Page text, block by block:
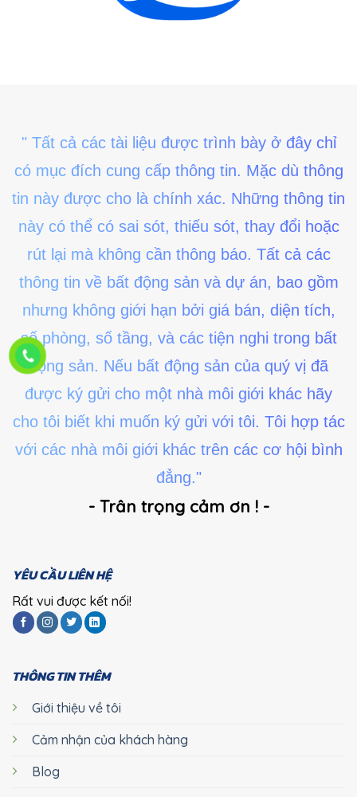
" Tất cả các tài liệu được trình bày ở đây chỉ
có mục đích cung cấp thông tin. Mặc dù thông
tin này được cho là chính xác. Những thông tin
này có thể có sai sót, thiếu sót, thay đổi hoặc
rút lại mà không cần thông báo. Tất cả các
thông tin về bất động sản và dự án, bao gồm
nhưng không giới hạn bởi giá bán, diện tích,
số phòng, số tầng, và các tiện nghi trong bất
động sản. Nếu bất động sản của quý vị đã
được ký gửi cho một nhà môi giới khác hãy
cho tôi biết khi muốn ký gửi với tôi. Tôi hợp tác
với các nhà môi giới khác trên các cơ hội bình
đẳng."
- Trân trọng cảm ơn ! -
THÔNG TIN THÊM
Giới thiệu về tôi
Cảm nhận của khách hàng
Blog
YÊU CẦU LIÊN HỆ
Rất vui được kết nối!